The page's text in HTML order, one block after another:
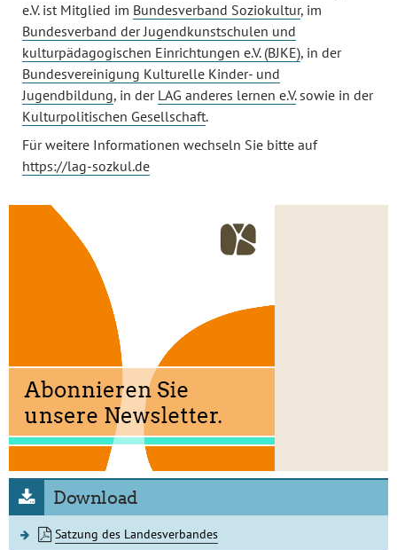
e.V. ist Mitglied im Bundesverband Soziokultur, im
Bundesverband der Jugendkunstschulen und
kulturpädagogischen Einrichtungen e.V. (BJKE), in der
Bundesvereinigung Kulturelle Kinder- und
Jugendbildung, in der LAG anderes lernen e.V.sowie in der
Kulturpolitischen Gesellschaft.
Für weitere Informationen wechseln Sie bitte auf
https://lag-sozkul.de
Download
Satzung des Landesverbandes